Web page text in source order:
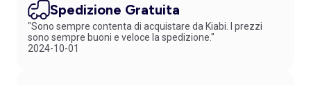
Spedizione Gratuita
"Sono sempre contenta di acquistare da Kiabi. I prezzi
sono sempre buoni e veloce la spedizione."
2024-10-01